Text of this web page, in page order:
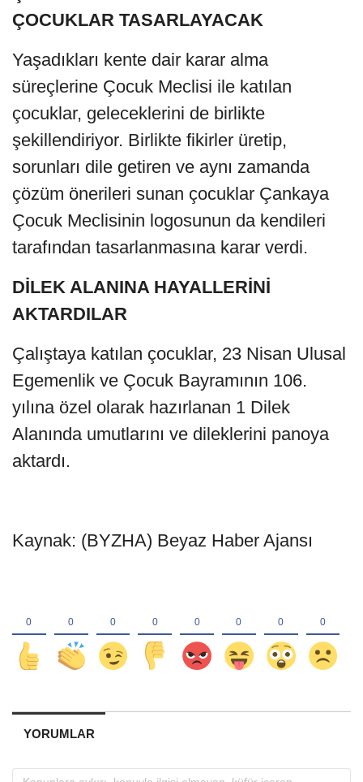
ÇOCUKLAR TASARLAYACAK
Yaşadıkları kente dair karar alma
süreçlerine Çocuk Meclisi ile katılan
çocuklar, geleceklerini de birlikte
şekillendiriyor. Birlikte fikirler üretip,
sorunları dile getiren ve aynı zamanda
çözüm önerileri sunan çocuklar Çankaya
Çocuk Meclisinin logosunun da kendileri
tarafından tasarlanmasına karar verdi.
DİLEK ALANINA HAYALLERİNİ
AKTARDILAR
Çalıştaya katılan çocuklar, 23 Nisan Ulusal
Egemenlik ve Çocuk Bayramının 106.
yılına özel olarak hazırlanan 1 Dilek
Alanında umutlarını ve dileklerini panoya
aktardı.
Kaynak: (BYZHA) Beyaz Haber Ajansı
YORUMLAR